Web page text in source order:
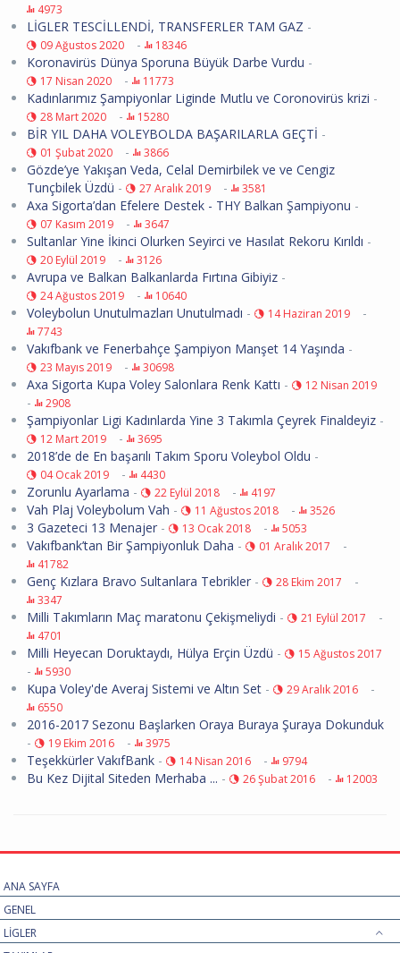
4973
LİGLER TESCİLLENDİ, TRANSFERLER TAM GAZ -
09 Ağustos 2020 - 18346
Koronavirüs Dünya Sporuna Büyük Darbe Vurdu -
17 Nisan 2020 - 11773
Kadınlarımız Şampiyonlar Liginde Mutlu ve Coronovirüs krizi -
28 Mart 2020 - 15280
BİR YIL DAHA VOLEYBOLDA BAŞARILARLA GEÇTİ -
01 Şubat 2020 - 3866
Gözde’ye Yakışan Veda, Celal Demirbilek ve ve Cengiz
Tunçbilek Üzdü - 27 Aralık 2019 - 3581
Axa Sigorta’dan Efelere Destek - THY Balkan Şampiyonu -
07 Kasım 2019 - 3647
Sultanlar Yine İkinci Olurken Seyirci ve Hasılat Rekoru Kırıldı -
20 Eylül 2019 - 3126
Avrupa ve Balkan Balkanlarda Fırtına Gibiyiz -
24 Ağustos 2019 - 10640
Voleybolun Unutulmazları Unutulmadı - 14 Haziran 2019 -
7743
Vakıfbank ve Fenerbahçe Şampiyon Manşet 14 Yaşında -
23 Mayıs 2019 - 30698
Axa Sigorta Kupa Voley Salonlara Renk Kattı - 12 Nisan 2019
- 2908
Şampiyonlar Ligi Kadınlarda Yine 3 Takımla Çeyrek Finaldeyiz -
12 Mart 2019 - 3695
2018’de de En başarılı Takım Sporu Voleybol Oldu -
04 Ocak 2019 - 4430
Zorunlu Ayarlama - 22 Eylül 2018 - 4197
Vah Plaj Voleybolum Vah - 11 Ağustos 2018 - 3526
3 Gazeteci 13 Menajer - 13 Ocak 2018 - 5053
Vakıfbank’tan Bir Şampiyonluk Daha - 01 Aralık 2017 -
41782
Genç Kızlara Bravo Sultanlara Tebrikler - 28 Ekim 2017 -
3347
Milli Takımların Maç maratonu Çekişmeliydi - 21 Eylül 2017 -
4701
Milli Heyecan Doruktaydı, Hülya Erçin Üzdü - 15 Ağustos 2017
- 5930
Kupa Voley'de Averaj Sistemi ve Altın Set - 29 Aralık 2016 -
6550
2016-2017 Sezonu Başlarken Oraya Buraya Şuraya Dokunduk
-
19 Ekim 2016 - 3975
Teşekkürler VakıfBank - 14 Nisan 2016 - 9794
Bu Kez Dijital Siteden Merhaba ... - 26 Şubat 2016 - 12003
ANA SAYFA
GENEL
LİGLER